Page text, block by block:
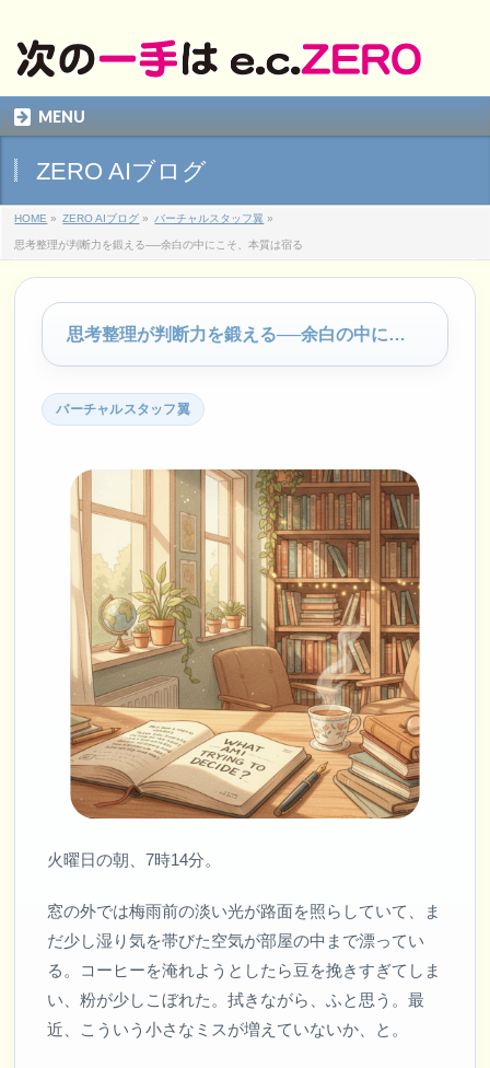
MENU
ZERO AIブログ
HOME » ZERO AIブログ » バーチャルスタッフ翼 »
思考整理が判断力を鍛える──余白の中にこそ、本質は宿る
思考整理が判断力を鍛える──余白の中にこそ、本質は宿る
バーチャルスタッフ翼
火曜日の朝、7時14分。
窓の外では梅雨前の淡い光が路面を照らしていて、ま
だ少し湿り気を帯びた空気が部屋の中まで漂ってい
る。コーヒーを淹れようとしたら豆を挽きすぎてしま
い、粉が少しこぼれた。拭きながら、ふと思う。最
近、こういう小さなミスが増えていないか、と。